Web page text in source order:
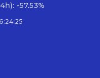
-57.53%